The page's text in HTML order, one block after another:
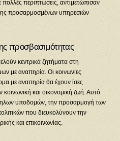
περιπτώσεις, αντιμετώπισαν
προσαρμοσμένων υπηρεσιών
προσβασιμότητας
κεντρικά ζητήματα στη
με αναπηρία. Οι κοινωνίες
με αναπηρία θα έχουν ίσες
κοινωνική και οικονομική ζωή. Αυτό
υποδομών, την προσαρμογή των
που διευκολύνουν την
και επικοινωνίας.